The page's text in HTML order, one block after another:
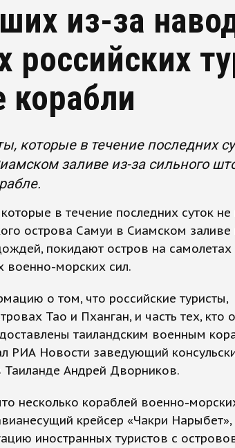
из-за
российских
корабли
которые в течение последних
заливе из-за сильного
в течение последних суток не
острова Самуи в Сиамском заливе
покидают остров на самолетах
военно-морских сил.
о том, что российские туристы,
Тао и Пханган, и часть тех, кто
таиландским военным
РИА Новости заведующий
Таиланде Андрей Дворников.
несколько кораблей военно-
крейсер «Чакри Нарыбет»,
иностранных туристов с